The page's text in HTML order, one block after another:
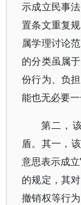
示成立民事
置条文重复
属学理讨论
的分类虽属
份行为、负
能也无必要一
第二，
盾。其一，
意思表示成
的规定，其
撤销权等行